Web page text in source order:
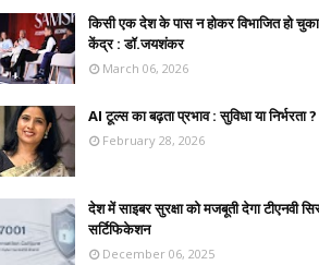
किसी एक देश के पास न होकर विभाजित हो
केंद्र : डॉ.जयशंकर
March 06, 2026
AI टूल्स का बढ़ता प्रभाव : सुविधा या निर्भरता ?
February 28, 2026
देश में साइबर सुरक्षा को मजबूती देगा टीएनवी
सर्टिफिकेशन
December 06, 2025